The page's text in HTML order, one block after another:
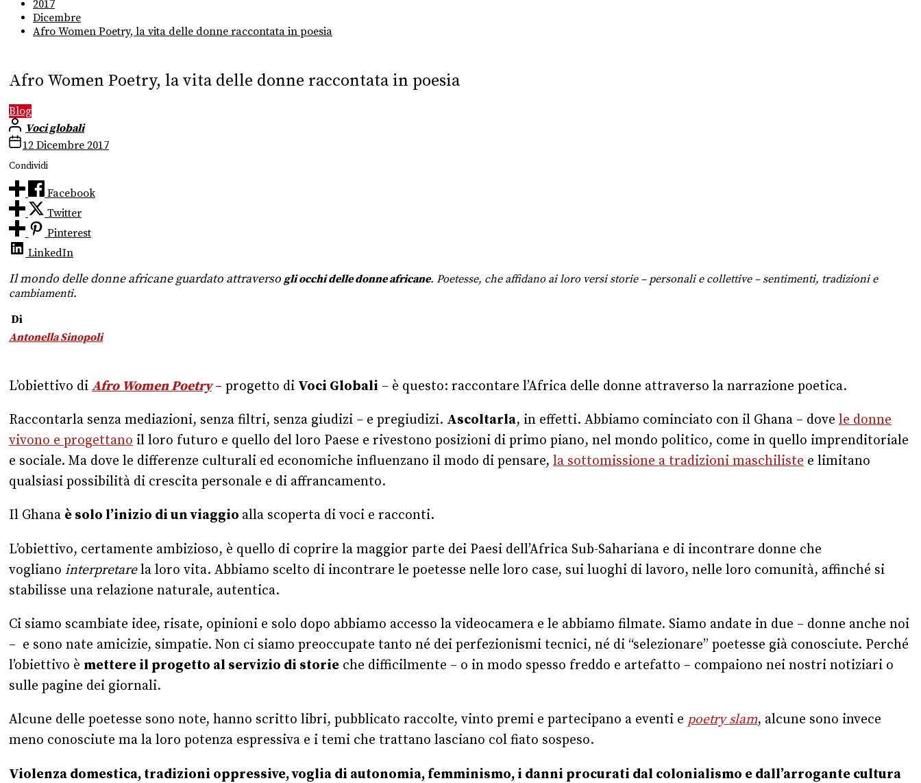
2017
Dicembre
Afro Women Poetry, la vita delle donne raccontata in poesia
Afro Women Poetry, la vita delle donne raccontata in poesia
Blog
Voci globali
12 Dicembre 2017
Condividi
Facebook
Twitter
Pinterest
LinkedIn
Il mondo delle donne africane guardato attraverso gli occhi delle donne africane. Poetesse, che affidano ai loro versi storie – personali e collettive – sentimenti, tradizioni e
cambiamenti.
Di
Antonella Sinopoli
L’obiettivo di Afro Women Poetry– progetto di Voci Globali – è questo: raccontare l’Africa delle donne attraverso la narrazione poetica.
Raccontarla senza mediazioni, senza filtri, senza giudizi – e pregiudizi. Ascoltarla, in effetti. Abbiamo cominciato con il Ghana – dove le donne
vivono e progettano il loro futuro e quello del loro Paese e rivestono posizioni di primo piano, nel mondo politico, come in quello imprenditoriale
e sociale. Ma dove le differenze culturali ed economiche influenzano il modo di pensare, la sottomissione a tradizioni maschiliste e limitano
qualsiasi possibilità di crescita personale e di affrancamento.
Il Ghana è solo l’inizio di un viaggio alla scoperta di voci e racconti.
L’obiettivo, certamente ambizioso, è quello di coprire la maggior parte dei Paesi dell’Africa Sub-Sahariana e di incontrare donne che
vogliano interpretarela loro vita. Abbiamo scelto di incontrare le poetesse nelle loro case, sui luoghi di lavoro, nelle loro comunità, affinché si
stabilisse una relazione naturale, autentica.
Ci siamo scambiate idee, risate, opinioni e solo dopo abbiamo accesso la videocamera e le abbiamo filmate. Siamo andate in due – donne anche noi
– e sono nate amicizie, simpatie. Non ci siamo preoccupate tanto né dei perfezionismi tecnici, né di “selezionare” poetesse già conosciute. Perché
l’obiettivo è mettere il progetto al servizio di storie che difficilmente – o in modo spesso freddo e artefatto – compaiono nei nostri notiziari o
sulle pagine dei giornali.
Alcune delle poetesse sono note, hanno scritto libri, pubblicato raccolte, vinto premi e partecipano a eventi e poetry slam, alcune sono invece
meno conosciute ma la loro potenza espressiva e i temi che trattano lasciano col fiato sospeso.
Violenza domestica, tradizioni oppressive, voglia di autonomia, femminismo, i danni procurati dal colonialismo e dall’arrogante cultura